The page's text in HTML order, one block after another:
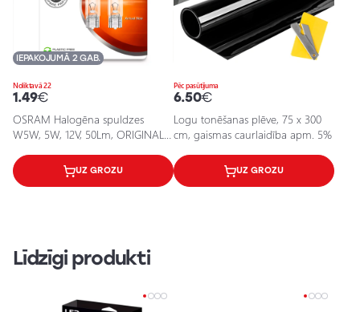
Noliktavā 22
IEPAKOJUMĀ 2 GAB.
1.49€
OSRAM Halogēna spuldzes
W5W, 5W, 12V, 50Lm, ORIGINAL
UZ GROZU
Pēc pasūtījuma
6.50€
Logu tonēšanas plēve, 75 x 300
cm, gaismas caurlaidība apm. 5%
UZ GROZU
Līdzīgi produkti